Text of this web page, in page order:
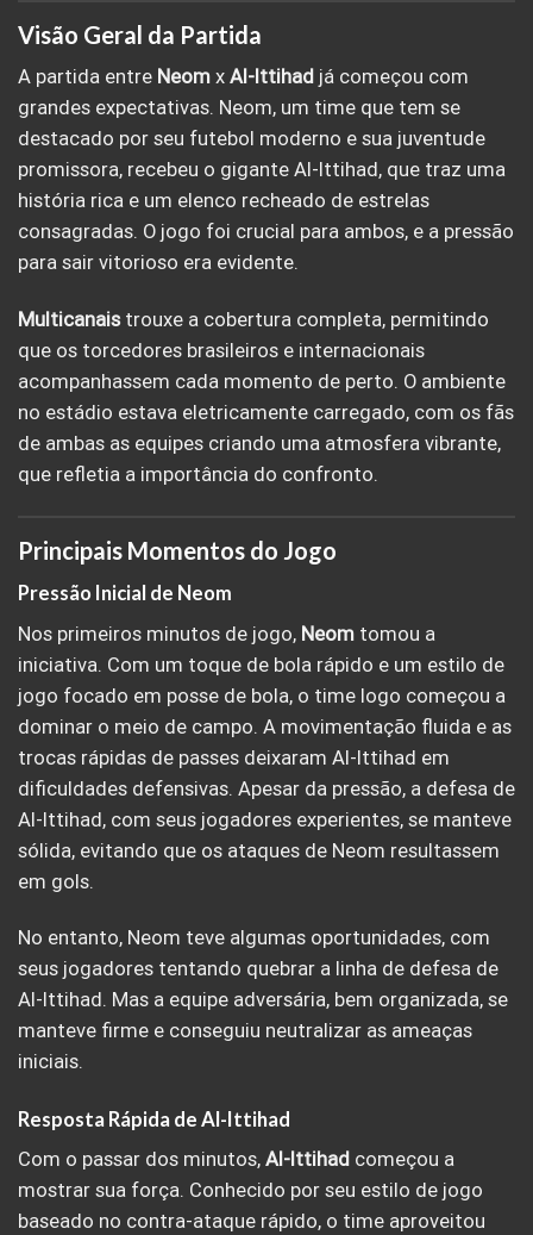
Visão Geral da Partida
A partida entre Neom x Al-Ittihad já começou com
grandes expectativas. Neom, um time que tem se
destacado por seu futebol moderno e sua juventude
promissora, recebeu o gigante Al-Ittihad, que traz uma
história rica e um elenco recheado de estrelas
consagradas. O jogo foi crucial para ambos, e a pressão
para sair vitorioso era evidente.
Multicanaistrouxe a cobertura completa, permitindo
que os torcedores brasileiros e internacionais
acompanhassem cada momento de perto. O ambiente
no estádio estava eletricamente carregado, com os fãs
de ambas as equipes criando uma atmosfera vibrante,
que refletia a importância do confronto.
Principais Momentos do Jogo
Pressão Inicial de Neom
Nos primeiros minutos de jogo, Neom tomou a
iniciativa. Com um toque de bola rápido e um estilo de
jogo focado em posse de bola, o time logo começou a
dominar o meio de campo. A movimentação fluida e as
trocas rápidas de passes deixaram Al-Ittihad em
dificuldades defensivas. Apesar da pressão, a defesa de
Al-Ittihad, com seus jogadores experientes, se manteve
sólida, evitando que os ataques de Neom resultassem
em gols.
No entanto, Neom teve algumas oportunidades, com
seus jogadores tentando quebrar a linha de defesa de
Al-Ittihad. Mas a equipe adversária, bem organizada, se
manteve firme e conseguiu neutralizar as ameaças
iniciais.
Resposta Rápida de Al-Ittihad
Com o passar dos minutos, Al-Ittihad começou a
mostrar sua força. Conhecido por seu estilo de jogo
baseado no contra-ataque rápido, o time aproveitou